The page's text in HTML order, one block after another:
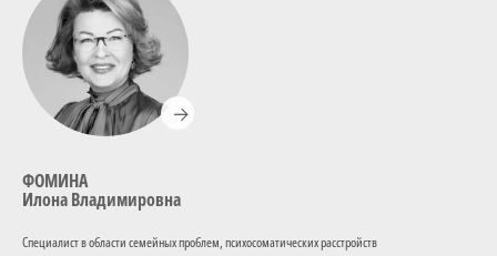
(831)
230-
22-
О центре
ФОМИНА
Илона Владимировна
Специалист в области семейных проблем, психосоматических расстройств